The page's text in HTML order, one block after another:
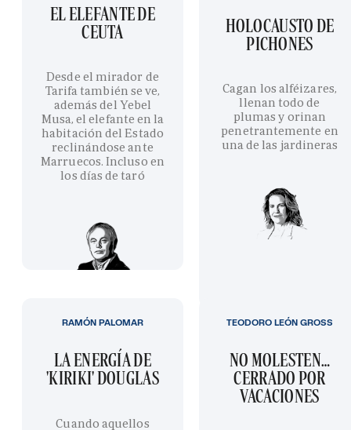
EL ELEFANTE DE
CEUTA
Desde el mirador de
Tarifa también se ve,
además del Yebel
Musa, el elefante en la
habitación del Estado
reclinándose ante
Marruecos. Incluso en
los días de taró
HOLOCAUSTO DE
PICHONES
Cagan los alféizares,
llenan todo de
plumas y orinan
penetrantemente en
una de las jardineras
LA ENERGÍA DE
'KIRIKI' DOUGLAS
Cuando aquellos
RAMÓN PALOMAR
NO MOLESTEN…
CERRADO POR
VACACIONES
TEODORO LEÓN GROSS